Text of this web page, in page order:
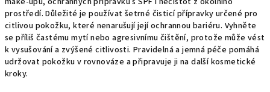
prostředí. Důležité je používat šetrné čisticí přípravky určené pro
citlivou pokožku, které nenarušují její ochrannou bariéru. Vyhněte
se příliš častému mytí nebo agresivnímu čištění, protože může vést
k vysušování a zvýšené citlivosti. Pravidelná a jemná péče pomáhá
udržovat pokožku v rovnováze a připravuje ji na další kosmetické
kroky.